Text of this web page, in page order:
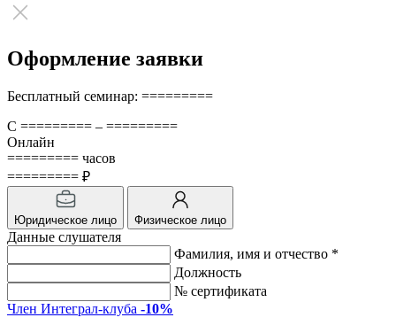
Оформление заявки
Бесплатный семинар: =========
С ========= – =========
Онлайн
========= часов
========= ₽
Юридическое лицо Физическое лицо
Данные слушателя
Фамилия, имя и отчество *
Должность
№ сертификата
Член Интеграл-клуба -10%